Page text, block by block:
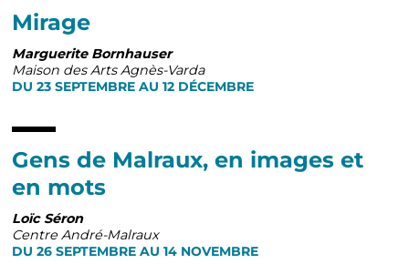
Mirage
Marguerite Bornhauser
Maison des Arts Agnès-Varda
DU 23 SEPTEMBRE AU 12 DÉCEMBRE
Gens de Malraux, en images et
en mots
Loïc Séron
Centre André-Malraux
DU 26 SEPTEMBRE AU 14 NOVEMBRE